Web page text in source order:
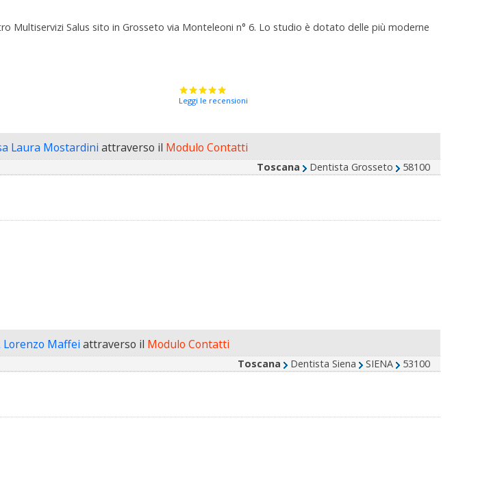
Multiservizi Salus sito in Grosseto via Monteleoni n° 6. Lo studio è dotato delle più moderne
Leggi le recensioni
Laura Mostardini attraverso il Modulo Contatti
Toscana Dentista Grosseto 58100
Lorenzo Maffei attraverso il Modulo Contatti
Toscana Dentista Siena SIENA 53100